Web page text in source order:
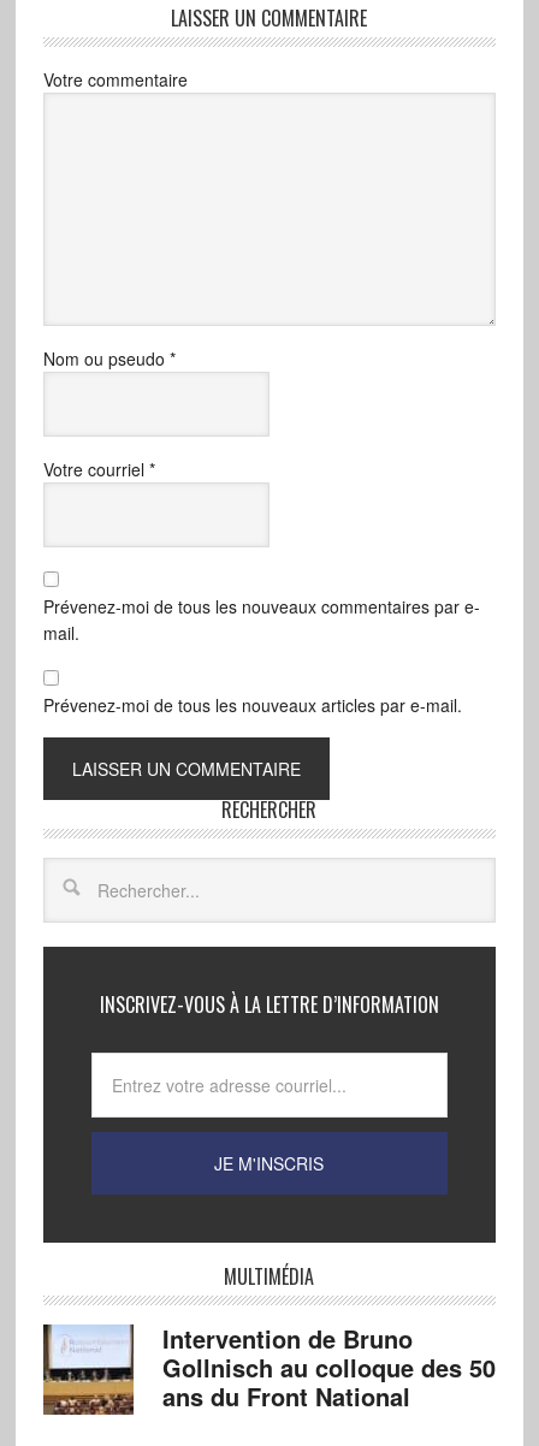
LAISSER UN COMMENTAIRE
Votre commentaire
Nom ou pseudo *
Votre courriel *
Prévenez-moi de tous les nouveaux commentaires par e-
mail.
Prévenez-moi de tous les nouveaux articles par e-mail.
RECHERCHER
INSCRIVEZ-VOUS À LA LETTRE D’INFORMATION
MULTIMÉDIA
Intervention de Bruno
Gollnisch au colloque des 50
ans du Front National